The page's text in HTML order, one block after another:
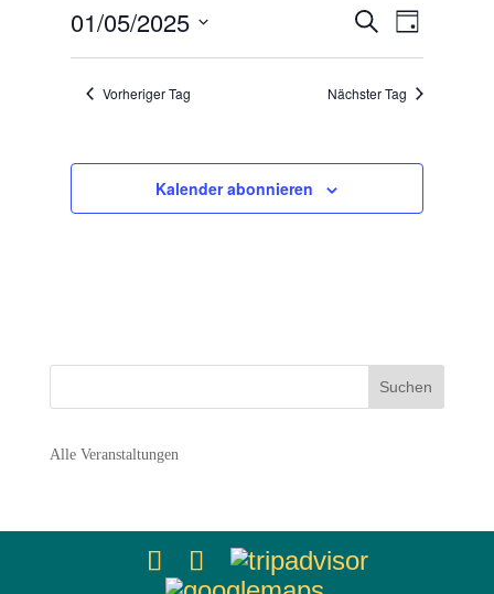
2025
Ansichten,
Suche
Tag
01/05/2025
Vorheriger Tag Nächster Tag
Kalender abonnieren
Alle Veranstaltungen